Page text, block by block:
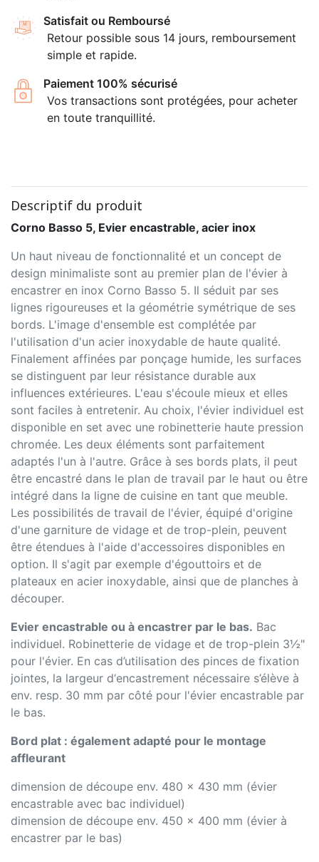
Satisfait ou Remboursé
Retour possible sous 14 jours, remboursement
simple et rapide.
Paiement 100% sécurisé
Vos transactions sont protégées, pour acheter
en toute tranquillité.
Descriptif du produit
Corno Basso 5, Evier encastrable, acier inox
Un haut niveau de fonctionnalité et un concept de
design minimaliste sont au premier plan de l'évier à
encastrer en inox Corno Basso 5. Il séduit par ses
lignes rigoureuses et la géométrie symétrique de ses
bords. L'image d'ensemble est complétée par
l'utilisation d'un acier inoxydable de haute qualité.
Finalement affinées par ponçage humide, les surfaces
se distinguent par leur résistance durable aux
influences extérieures. L'eau s'écoule mieux et elles
sont faciles à entretenir. Au choix, l'évier individuel est
disponible en set avec une robinetterie haute pression
chromée. Les deux éléments sont parfaitement
adaptés l'un à l'autre. Grâce à ses bords plats, il peut
être encastré dans le plan de travail par le haut ou être
intégré dans la ligne de cuisine en tant que meuble.
Les possibilités de travail de l'évier, équipé d'origine
d'une garniture de vidage et de trop-plein, peuvent
être étendues à l'aide d'accessoires disponibles en
option. Il s'agit par exemple d'égouttoirs et de
plateaux en acier inoxydable, ainsi que de planches à
découper.
Evier encastrable ou à encastrer par le bas. Bac
individuel. Robinetterie de vidage et de trop-plein 3½"
pour l'évier. En cas d’utilisation des pinces de fixation
jointes, la largeur d‘encastrement nécessaire s’élève à
env. resp. 30 mm par côté pour l'évier encastrable par
le bas.
Bord plat : également adapté pour le montage
affleurant
dimension de découpe env. 480 x 430 mm (évier
encastrable avec bac individuel)
dimension de découpe env. 450 x 400 mm (évier à
encastrer par le bas)